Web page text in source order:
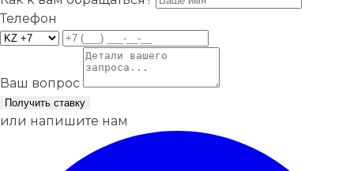
Телефон
Ваш вопрос
Получить ставку
или напишите нам